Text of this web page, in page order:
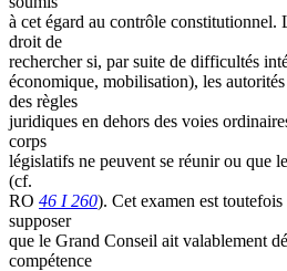
à cet égard au contrôle constitutionnel.
droit de
rechercher si, par suite de difficultés
économique, mobilisation), les
des règles
juridiques en dehors des voies
corps
législatifs ne peuvent se réunir ou que
(cf.
RO 46 I 260). Cet examen est
supposer
que le Grand Conseil ait valablement
compétence